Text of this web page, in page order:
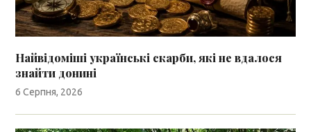
Найвідоміші українські скарби, які не вдалося
знайти донині
6 Серпня, 2026